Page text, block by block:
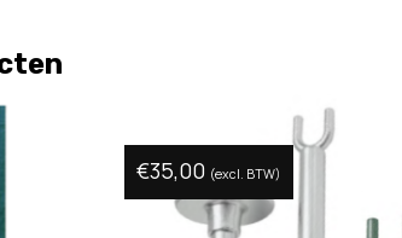
€35,00 (excl. BTW)